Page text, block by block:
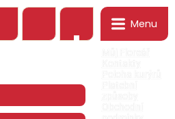
Menu